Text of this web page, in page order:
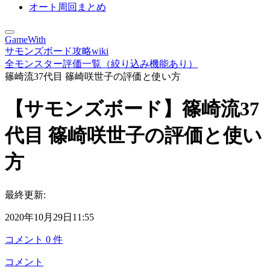
オート周回まとめ
GameWith
サモンズボード攻略wiki
全モンスター評価一覧（絞り込み機能あり）
篠崎流37代目 篠崎咲世子の評価と使い方
【サモンズボード】篠崎流37
代目 篠崎咲世子の評価と使い
方
最終更新:
2020年10月29日11:55
コメント 0 件
コメント